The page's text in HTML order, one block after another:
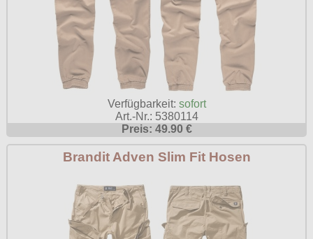
Verfügbarkeit: sofort
Art.-Nr.: 5380114
Preis: 49.90 €
Brandit Adven Slim Fit Hosen